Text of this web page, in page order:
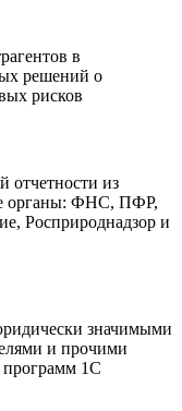
в
решений о
рисков
отчетности из
органы: ФНС, ПФР,
Росприроднадзор и
значимыми
и прочими
программ 1С